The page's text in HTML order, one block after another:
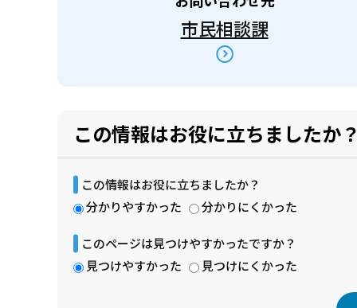
市民相談課
この情報はお役に立ちましたか？
この情報はお役に立ちましたか？
分かりやすかった
分かりにくかった
このページは見つけやすかったですか？
見つけやすかった
見つけにくかった